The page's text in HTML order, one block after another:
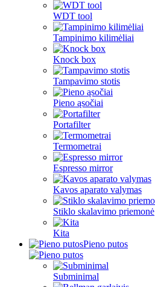
WDT tool
Tampinimo kilimėliai
Knock box
Tampavimo stotis
Pieno ąsočiai
Portafilter
Termometrai
Espresso mirror
Kavos aparato valymas
Stiklo skalavimo priemonė
Kita
Pieno putos
Subminimal